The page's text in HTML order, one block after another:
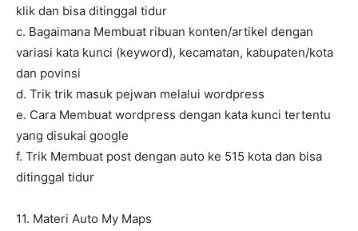
klik dan bisa ditinggal tidur
c. Bagaimana Membuat ribuan konten/artikel dengan
variasi kata kunci (keyword), kecamatan, kabupaten/kota
dan povinsi
d. Trik trik masuk pejwan melalui wordpress
e. Cara Membuat wordpress dengan kata kunci tertentu
yang disukai google
f. Trik Membuat post dengan auto ke 515 kota dan bisa
ditinggal tidur
11. Materi Auto My Maps